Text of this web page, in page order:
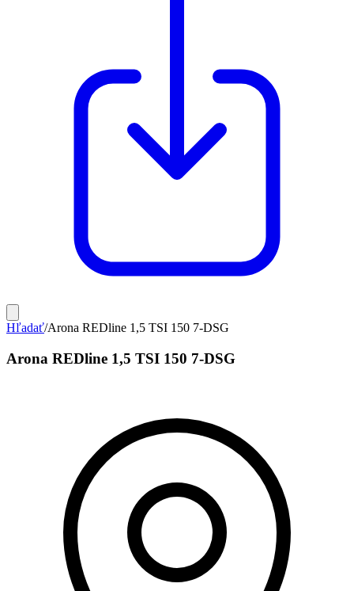
Hľadať/Arona REDline 1,5 TSI 150 7-DSG
Arona REDline 1,5 TSI 150 7-DSG